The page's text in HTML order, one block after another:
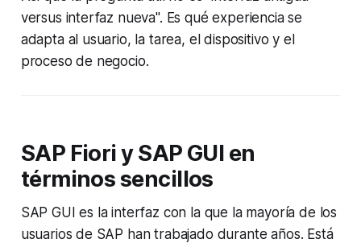
versus interfaz nueva". Es qué experiencia se
adapta al usuario, la tarea, el dispositivo y el
proceso de negocio.
SAP Fiori y SAP GUI en
términos sencillos
SAP GUI es la interfaz con la que la mayoría de los
usuarios de SAP han trabajado durante años. Está